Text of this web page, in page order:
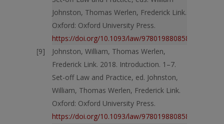
Johnston, Thomas Werlen, Frederick Link.
Oxford: Oxford University Press.
https://doi.org/10.1093/law/9780198808589.003.0014
Johnston, William, Thomas Werlen,
Frederick Link. 2018. Introduction. 1–7.
Set-off Law and Practice, ed. Johnston,
William, Thomas Werlen, Frederick Link.
Oxford: Oxford University Press.
https://doi.org/10.1093/law/9780198808589.003.0001